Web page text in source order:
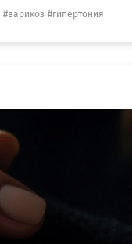
варикоз гипертония